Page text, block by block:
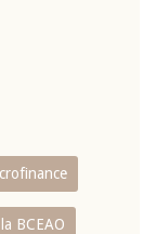
BCEAO